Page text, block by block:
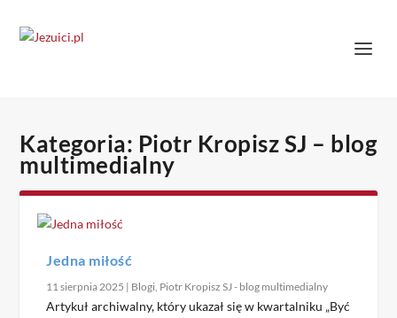
Kategoria: Piotr Kropisz SJ – blog
multimedialny
Jedna miłość
11 sierpnia 2025 | Blogi, Piotr Kropisz SJ - blog multimedialny
Artykuł archiwalny, który ukazał się w kwartalniku „Być